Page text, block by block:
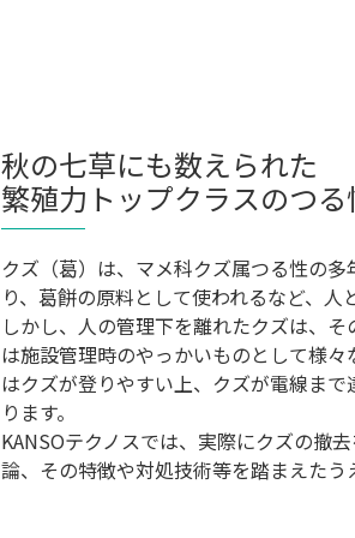
秋の七草にも数えられた
繁殖力トップクラスのつ
クズ（葛）は、マメ科クズ属つる性の
り、葛餅の原料として使われるなど、
しかし、人の管理下を離れたクズは、
は施設管理時のやっかいものとして様
はクズが登りやすい上、クズが電線ま
ります。
KANSOテクノスでは、実際にクズの撤
論、その特徴や対処技術等を踏まえた